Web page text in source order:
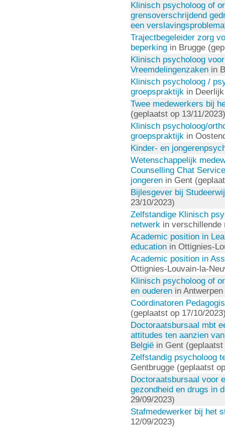
Klinisch psycholoog of
grensoverschrijdend
een
Trajectbegeleider zorg
beperking in Brugge
Klinisch psycholoog
Vreemdelingenzaken in
Klinisch psycholoog /
groepspraktijk in
Twee medewerkers bij
(geplaatst op 13/11/2023)
Klinisch psycholoog/
groepspraktijk in
Kinder- en
Wetenschappelijk
Counselling Chat
jongeren in Gent
Bijlesgever bij
23/10/2023)
Zelfstandige Klinisch
netwerk in verschillende
Academic position in
education in Ottignies-
Academic position in
Ottignies-Louvain-la-
Klinisch psycholoog of
en ouderen in
Coördinatoren
(geplaatst op 17/10/
Doctoraatsbursaal mbt
attitudes ten aanzien
België in Gent
Zelfstandig psycholoog
Gentbrugge (geplaatst
Doctoraatsbursaal voor
gezondheid en drugs in
29/09/2023)
Stafmedewerker bij het
12/09/2023)